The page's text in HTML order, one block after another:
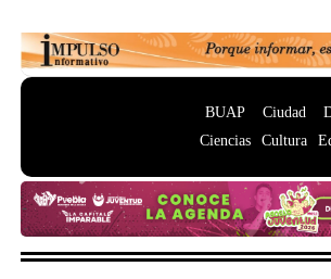
BUAP
Ciencias
Ciudad
Cultura